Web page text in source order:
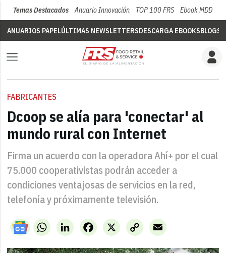
Temas Destacados Anuario Innovación TOP 100 FRS Ebook MDD
ANUARIOS PAPELÚLTIMAS NEWSLETTERSDESCARGA EBOOKSBLOGS
FABRICANTES
Dcoop se alía para 'conectar' al
mundo rural con Internet
Firma un acuerdo con la operadora Ahí+ por el cual
75.000 cooperativistas podrán acceder a
condiciones ventajosas de servicios en la red,
telefonía y próximamente televisión.
WhatsAppLinkedIn X
Facebook
Copy
Link
Email